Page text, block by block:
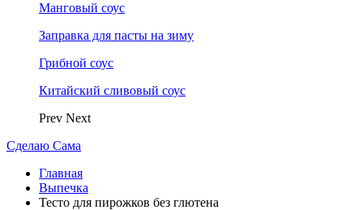
Манговый соус
Заправка для пасты на зиму
Грибной соус
Китайский сливовый соус
Prev Next
Сделаю Сама
Главная
Выпечка
Тесто для пирожков без глютена